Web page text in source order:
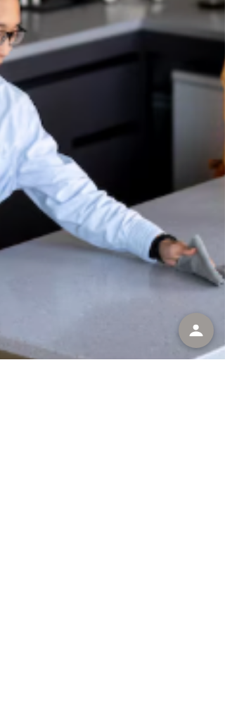
sendiri, namun proses roasting &
packaging dikerjakan oleh partner
profesional. Ini cara yang efisien untuk
memasuki pasar kopi dengan modal lebih
terjangkau, serta fokus pa